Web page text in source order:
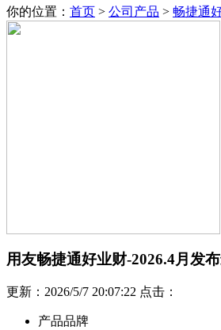
你的位置： 首页 > 公司产品 > 畅捷通
用友畅捷通好业财-2026.4月发
更新：2026/5/7 20:07:22 点击：
产品品牌